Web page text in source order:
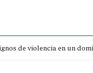
de violencia en un